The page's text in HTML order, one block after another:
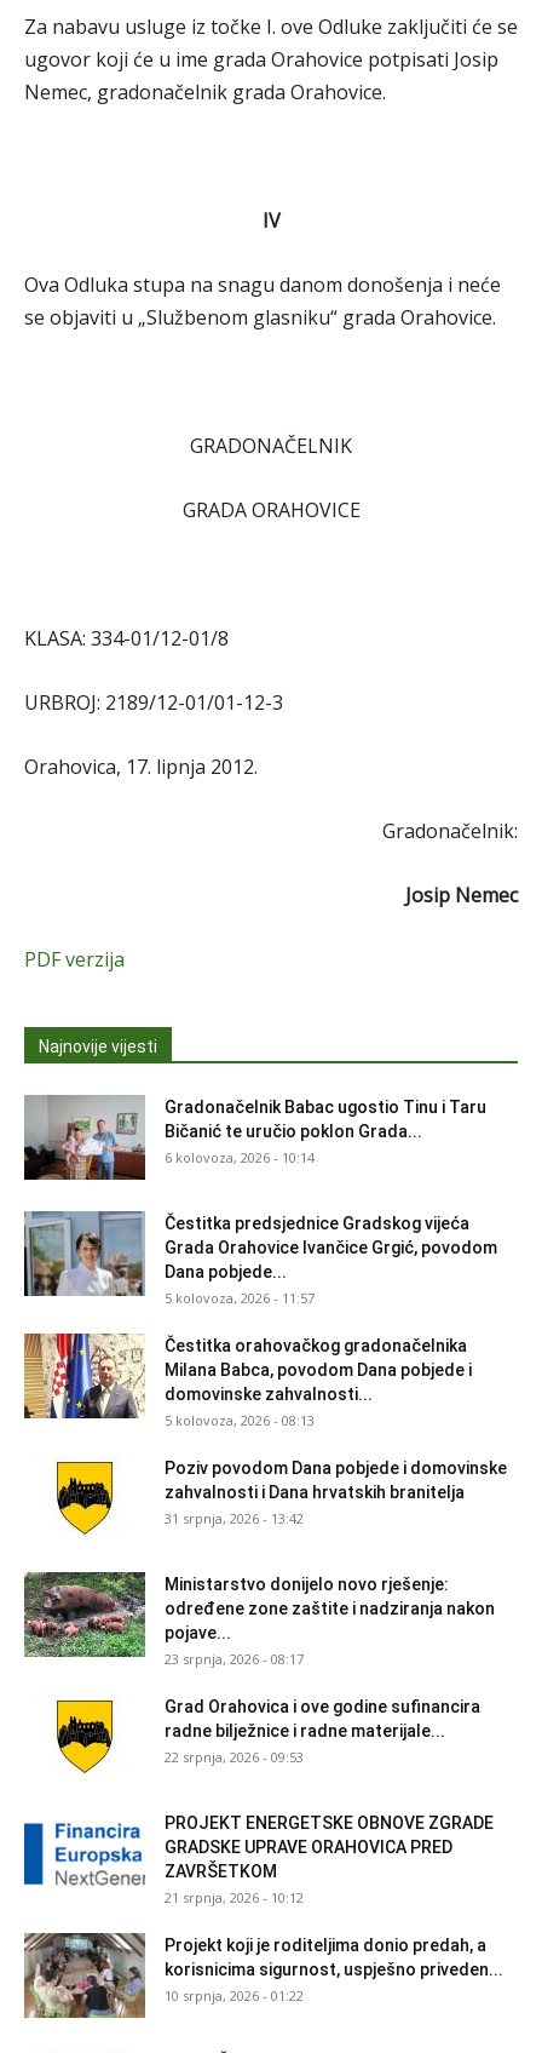
Za nabavu usluge iz točke I. ove Odluke zaključiti će se
ugovor koji će u ime grada Orahovice potpisati Josip
Nemec, gradonačelnik grada Orahovice.
IV
Ova Odluka stupa na snagu danom donošenja i neće
se objaviti u „Službenom glasniku“ grada Orahovice.
GRADONAČELNIK
GRADA ORAHOVICE
KLASA: 334-01/12-01/8
URBROJ: 2189/12-01/01-12-3
Orahovica, 17. lipnja 2012.
Gradonačelnik:
Josip Nemec
PDF verzija
Najnovije vijesti
Gradonačelnik Babac ugostio Tinu i Taru
Bičanić te uručio poklon Grada...
6 kolovoza, 2026 - 10:14
Čestitka predsjednice Gradskog vijeća
Grada Orahovice Ivančice Grgić, povodom
Dana pobjede...
5 kolovoza, 2026 - 11:57
Čestitka orahovačkog gradonačelnika
Milana Babca, povodom Dana pobjede i
domovinske zahvalnosti...
5 kolovoza, 2026 - 08:13
Poziv povodom Dana pobjede i domovinske
zahvalnosti i Dana hrvatskih branitelja
31 srpnja, 2026 - 13:42
Ministarstvo donijelo novo rješenje:
određene zone zaštite i nadziranja nakon
pojave...
23 srpnja, 2026 - 08:17
Grad Orahovica i ove godine sufinancira
radne bilježnice i radne materijale...
22 srpnja, 2026 - 09:53
PROJEKT ENERGETSKE OBNOVE ZGRADE
GRADSKE UPRAVE ORAHOVICA PRED
ZAVRŠETKOM
21 srpnja, 2026 - 10:12
Projekt koji je roditeljima donio predah, a
korisnicima sigurnost, uspješno priveden...
10 srpnja, 2026 - 01:22